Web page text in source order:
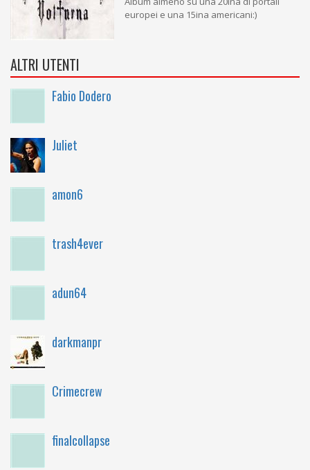
europei e una 15ina americani:)
ALTRI UTENTI
Fabio Dodero
Juliet
amon6
trash4ever
adun64
darkmanpr
Crimecrew
finalcollapse